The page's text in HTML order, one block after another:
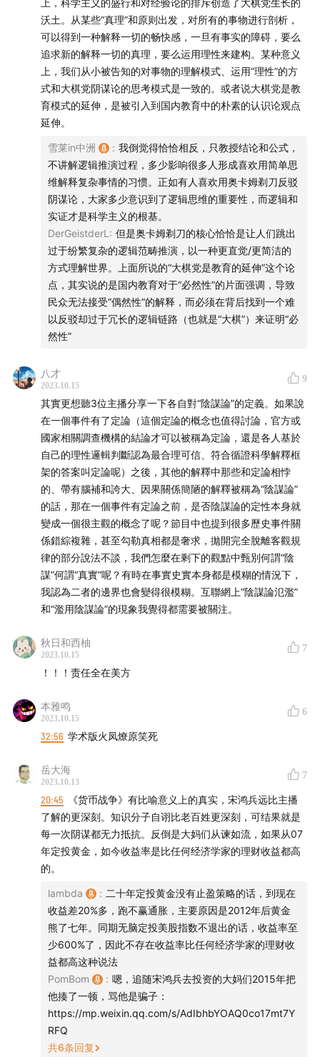
上，科学主义的盛行和对经验论的排斥创造了大棋党生长的
沃土。从某些“真理”和原则出发，对所有的事物进行剖析，
可以得到一种解释一切的畅快感，一旦有事实的障碍，要么
追求新的解释一切的真理，要么运用理性来建构。某种意义
上，我们从小被告知的对事物的理解模式、运用“理性”的方
式和大棋党阴谋论的思考模式是一致的。或者说大棋党是教
育模式的延伸，是被引入到国内教育中的朴素的认识论观点
延伸。
雪莱in中洲 : 我倒觉得恰恰相反，只教授结论和公式，
不讲解逻辑推演过程，多少影响很多人形成喜欢用简单思
维解释复杂事情的习惯。正如有人喜欢用奥卡姆剃刀反驳
阴谋论，大家多少意识到了逻辑思维的重要性，而逻辑和
实证才是科学主义的根基。
DerGeistderL : 但是奥卡姆剃刀的核心恰恰是让人们跳出
过于纷繁复杂的逻辑范畴推演，以一种更直觉/更简洁的
方式理解世界。上面所说的“大棋党是教育的延伸”这个论
点，其实说的是国内教育对于“必然性”的片面强调，导致
民众无法接受“偶然性”的解释，而必须在背后找到一个难
以反驳却过于冗长的逻辑链路（也就是“大棋”）来证明“必
然性”
八才
2023.10.15
9
其實更想聽3位主播分享一下各自對“陰謀論”的定義。如果說
在一個事件有了定論（這個定論的概念也值得討論，官方或
國家相關調查機構的結論才可以被稱為定論，還是各人基於
自己的理性邏輯判斷認為最合理可信、符合循證科學解釋框
架的答案叫定論呢）之後，其他的解釋中那些和定論相悖
的、帶有腦補和誇大、因果關係簡陋的解釋被稱為“陰謀論”
的話，那在一個事件有定論之前，是否陰謀論的定性本身就
變成一個很主觀的概念了呢？節目中也提到很多歷史事件關
係錯綜複雜，甚至勾勒真相都是奢求，拋開完全脫離客觀規
律的部分說法不談，我們怎麼在剩下的觀點中甄別何謂“陰
謀”何謂“真實”呢？有時在事實史實本身都是模糊的情況下，
我認為二者的邊界也會變得很模糊。互聯網上“陰謀論氾濫”
和“濫用陰謀論”的現象我覺得都需要被關注。
秋日和西柚
2023.10.15
7
！！！责任全在美方
本雅鸣
2023.10.15
6
32:56 学术版火凤燎原笑死
岳大海
2023.10.13
7
20:45
《货币战争》有比喻意义上的真实，宋鸿兵远比主播
了解的更深刻。知识分子自诩比老百姓更深刻，可结果就是
每一次阴谋都无力抵抗。反倒是大妈们从谏如流，如果从07
年定投黄金，如今收益率是比任何经济学家的理财收益都高
的。
lambda : 二十年定投黄金没有止盈策略的话，到现在
收益差20%多，跑不赢通胀，主要原因是2012年后黄金
熊了七年。同期无脑定投美股指数不退出的话，收益率至
少600%了，因此不存在收益率比任何经济学家的理财收
益都高这种说法
PomBom
: 嗯，追随宋鸿兵去投资的大妈们2015年把
他揍了一顿，骂他是骗子：
https://mp.weixin.qq.com/s/AdIbhbYOAQ0co17mt7Y
RFQ
共6条回复